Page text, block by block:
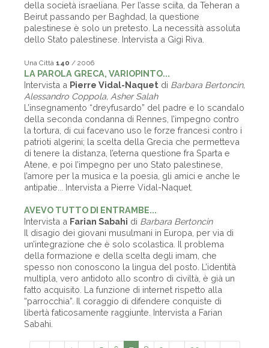
della società israeliana. Per l’asse sciita, da Teheran a
Beirut passando per Baghdad, la questione
palestinese è solo un pretesto. La necessità assoluta
dello Stato palestinese. Intervista a Gigi Riva.
Una Città 140 / 2006
LA PAROLA GRECA, VARIOPINTO...
Intervista a Pierre Vidal-Naquet di Barbara Bertoncin,
Alessandro Coppola, Asher Salah
L’insegnamento “dreyfusardo” del padre e lo scandalo
della seconda condanna di Rennes, l’impegno contro
la tortura, di cui facevano uso le forze francesi contro i
patrioti algerini; la scelta della Grecia che permetteva
di tenere la distanza, l’eterna questione fra Sparta e
Atene, e poi l’impegno per uno Stato palestinese,
l’amore per la musica e la poesia, gli amici e anche le
antipatie... Intervista a Pierre Vidal-Naquet.
AVEVO TUTTO DI ENTRAMBE...
Intervista a Farian Sabahi di Barbara Bertoncin
Il disagio dei giovani musulmani in Europa, per via di
un’integrazione che è solo scolastica. Il problema
della formazione e della scelta degli imam, che
spesso non conoscono la lingua del posto. L’identità
multipla, vero antidoto allo scontro di civiltà, è già un
fatto acquisito. La funzione di internet rispetto alla
“parrocchia”. Il coraggio di difendere conquiste di
libertà faticosamente raggiunte. Intervista a Farian
Sabahi.